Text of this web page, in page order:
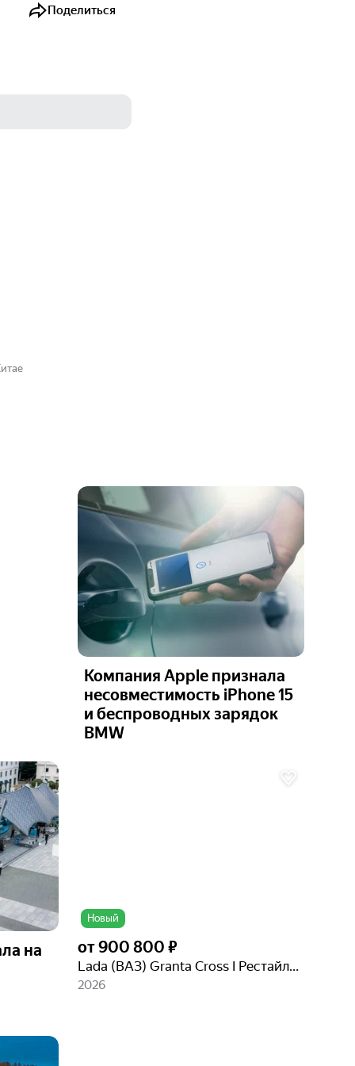
Поделиться
Компания Apple признала
несовместимость iPhone 15
и беспроводных зарядок
BMW
на
Новый
от900 800 ₽
Lada (ВАЗ) Granta Cross I Рестайлинг
2026